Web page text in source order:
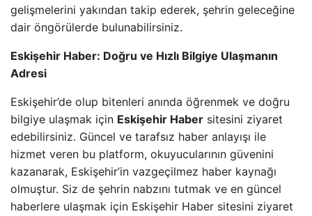
gelişmelerini yakından takip ederek, şehrin geleceğine
dair öngörülerde bulunabilirsiniz.
Eskişehir Haber: Doğru ve Hızlı Bilgiye Ulaşmanın
Adresi
Eskişehir’de olup bitenleri anında öğrenmek ve doğru
bilgiye ulaşmak için Eskişehir Haber sitesini ziyaret
edebilirsiniz. Güncel ve tarafsız haber anlayışı ile
hizmet veren bu platform, okuyucularının güvenini
kazanarak, Eskişehir’in vazgeçilmez haber kaynağı
olmuştur. Siz de şehrin nabzını tutmak ve en güncel
haberlere ulaşmak için Eskişehir Haber sitesini ziyaret